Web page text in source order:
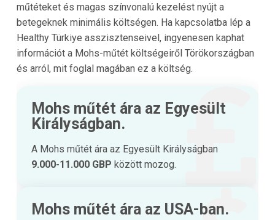
műtéteket és magas színvonalú kezelést nyújt a
betegeknek minimális költségen. Ha kapcsolatba lép a
Healthy Türkiye asszisztenseivel, ingyenesen kaphat
információt a Mohs-műtét költségeiről Törökországban
és arról, mit foglal magában ez a költség.
Mohs műtét ára az Egyesült
Királyságban.
A Mohs műtét ára az Egyesült Királyságban
9.000-11.000 GBP között mozog.
Mohs műtét ára az USA-ban.